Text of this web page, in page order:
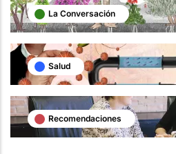
La Conversación
Salud
Recomendaciones